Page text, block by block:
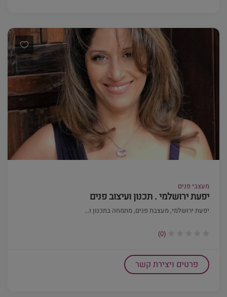
מעצבי פנים
יפעת ירושלמי . תכנון ועיצוב פנים
יפעת ירושלמי, מעצבת פנים, מתמחה בתכנון ו...
(0)
פרטים ויצירת קשר